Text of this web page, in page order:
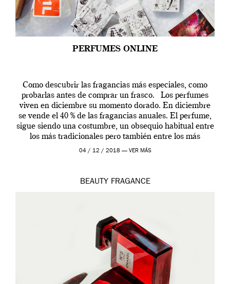
PERFUMES ONLINE
Como descubrir las fragancias más especiales, como
probarlas antes de comprar un frasco. Los perfumes
viven en diciembre su momento dorado. En diciembre
se vende el 40 % de las fragancias anuales. El perfume,
sigue siendo una costumbre, un obsequio habitual entre
los más tradicionales pero también entre los más
modernos. Estos días ha […]
04 / 12 / 2018 — VER MÁS
BEAUTY FRAGANCE